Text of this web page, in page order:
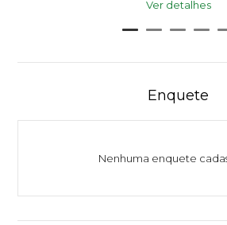
Ver detalhes
Enquete
Nenhuma enquete